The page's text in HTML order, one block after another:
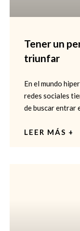
Tener un
triunfar
En el mundo
redes sociales
de buscar entrar
LEER MÁS +